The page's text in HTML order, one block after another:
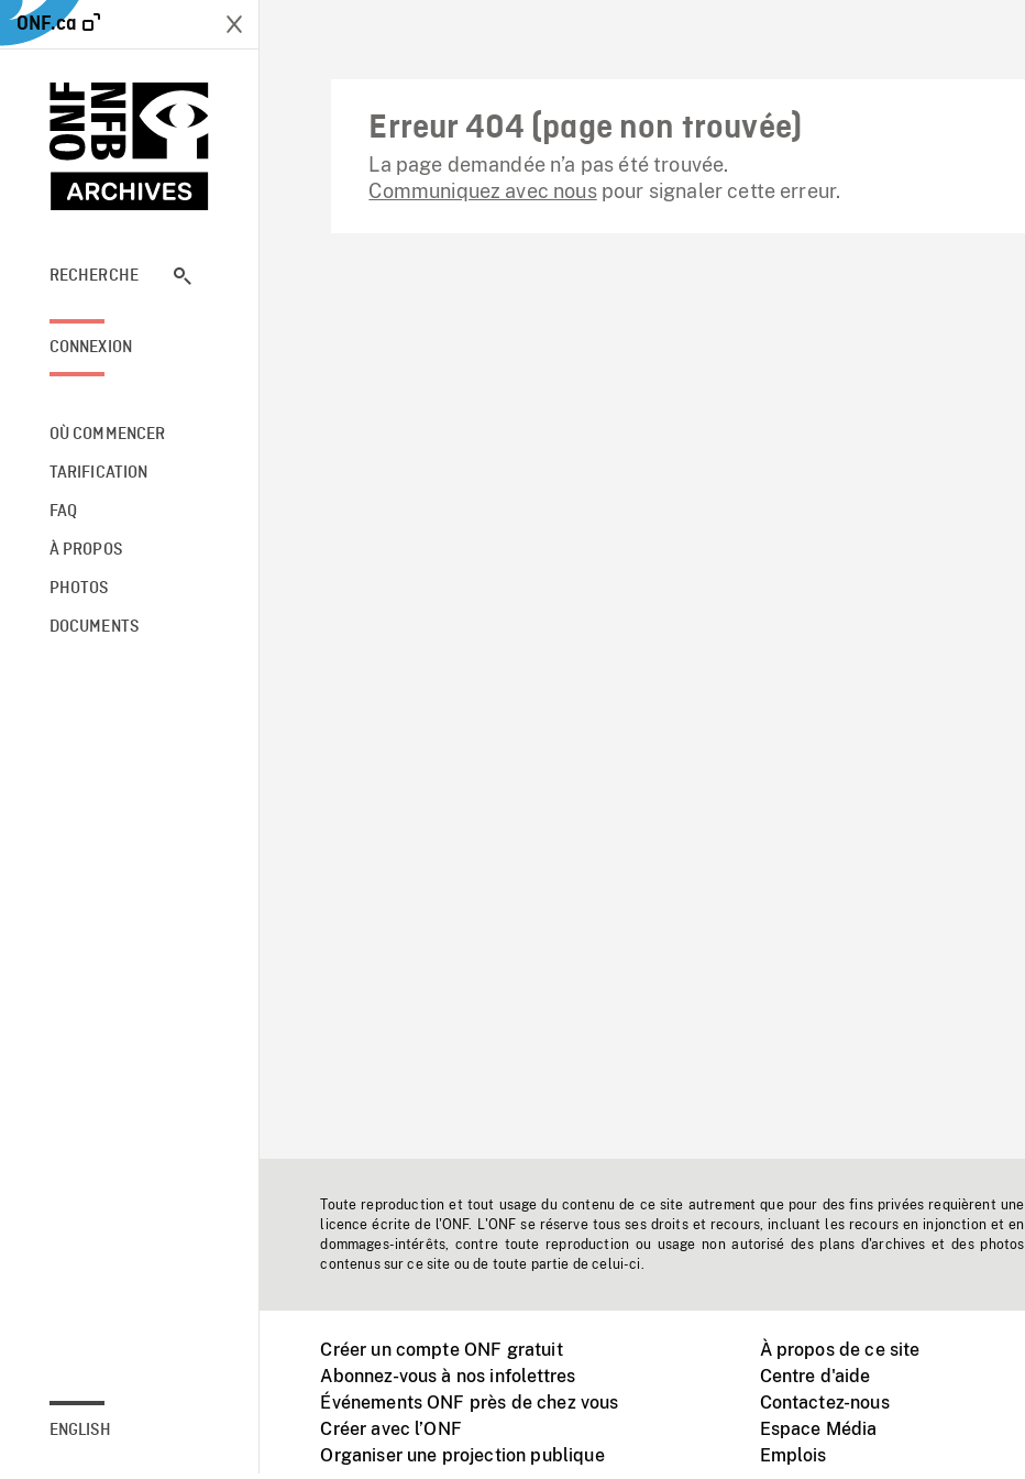
ONF.ca
RECHERCHE
CONNEXION
OÙ COMMENCER
TARIFICATION
FAQ
À PROPOS
PHOTOS
DOCUMENTS
ENGLISH
Erreur 404 (page non trouvée)
La page demandée n’a pas été trouvée.
Communiquez avec nouspour signaler cette erreur.
Toute reproduction et tout usage du contenu de ce site autrement que pour des fins privées requièrent une
licence écrite de l'ONF. L'ONF se réserve tous ses droits et recours, incluant les recours en injonction et en
dommages-intérêts, contre toute reproduction ou usage non autorisé des plans d'archives et des photos
contenus sur ce site ou de toute partie de celui-ci.
Créer un compte ONF gratuit
Abonnez-vous à nos infolettres
Événements ONF près de chez vous
Créer avec l’ONF
Organiser une projection publique
À propos de ce site
Centre d'aide
Contactez-nous
Espace Média
Emplois